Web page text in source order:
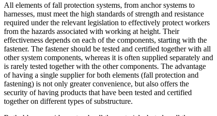
All elements offall protection systems, from anchor systems to
harnesses, must meet the high standards of strength and resistance
required under the relevant legislation to effectively protect workers
from the hazards associated with working at height. Their
effectiveness depends on each of the components, starting with the
fastener. The fastener should be tested and certified together with all
other system components, whereas it is often supplied separately and
is rarely tested together with the other components. The advantage
of having a single supplier for both elements (fall protection and
fastening) is not only greater convenience, but also offers the
security ofhaving products that have been tested and certified
together on different types of substructure.